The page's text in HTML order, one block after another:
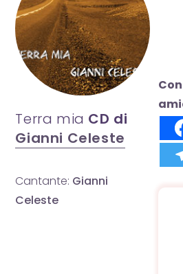
Terra mia CD di
Gianni Celeste
Cantante: Gianni
Celeste